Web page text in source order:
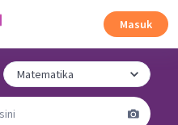
Masuk